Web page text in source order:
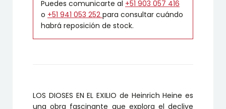
Puedes comunicarte al +51 903 057 416
o +51 941 053 252 para consultar cuándo
habrá reposición de stock.
LOS DIOSES EN EL EXILIO de Heinrich Heine es
una obra fascinante que explora el declive